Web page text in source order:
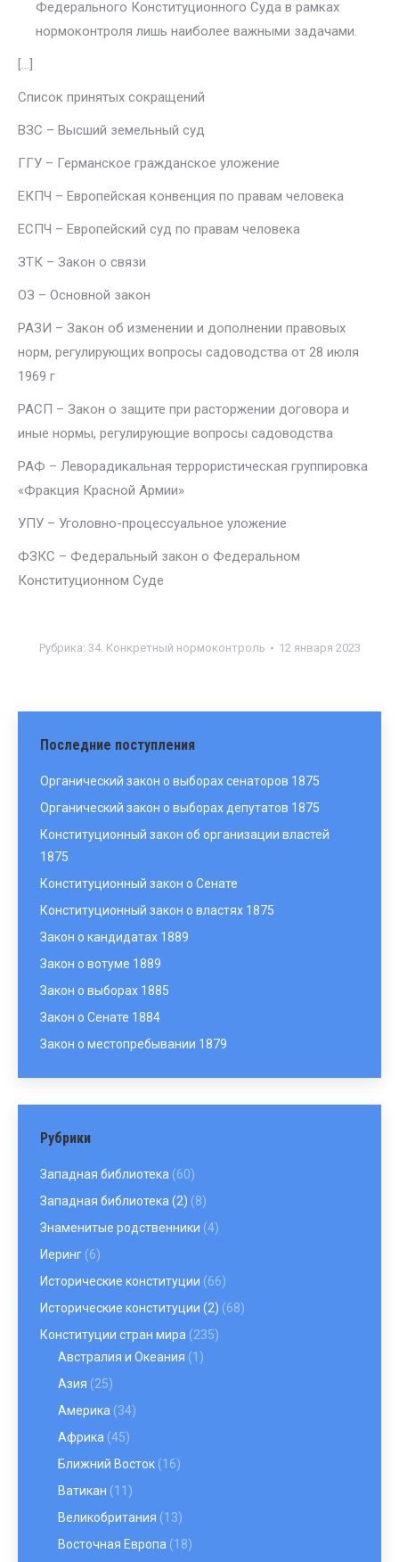
Феде­рального Конституционного Суда в рамках
нормоконтроля лишь наибо­лее важными задачами.
[…]
Список принятых сокращений
ВЗC – Высший земельный суд
ГГУ – Германское гражданское уложение
ЕКПЧ – Европейская конвенция по правам человека
ЕСПЧ – Европейский суд по правам человека
ЗТК – Закон о связи
ОЗ – Основной закон
РАЗИ – Закон об изменении и дополнении правовых
норм, регулирующих вопросы садоводства от 28 июля
1969 г
РАСП – Закон о защите при расторжении договора и
иные нормы, регулирующие вопросы садоводства
РАФ – Леворадикальная террористическая группировка
«Фракция Красной Армии»
УПУ – Уголовно-процессуальное уложение
ФЗКС – Федеральный закон о Федеральном
Конституционном Суде
Рубрика: 34. Конкретный нормоконтроль 12 января 2023
Последние поступления
Органический закон о выборах сенаторов 1875
Органический закон о выборах депутатов 1875
Конституционный закон об организации властей
1875
Конституционный закон о Сенате
Конституционный закон о властях 1875
Закон о кандидатах 1889
Закон о вотуме 1889
Закон о выборах 1885
Закон о Сенате 1884
Закон о местопребывании 1879
Рубрики
Западная библиотека (60)
Западная библиотека (2) (8)
Знаменитые родственники (4)
Иеринг (6)
Исторические конституции (66)
Исторические конституции (2) (68)
Конституции стран мира (235)
Австралия и Океания (1)
Азия (25)
Америка (34)
Африка (45)
Ближний Восток (16)
Ватикан (11)
Великобритания (13)
Восточная Европа (18)